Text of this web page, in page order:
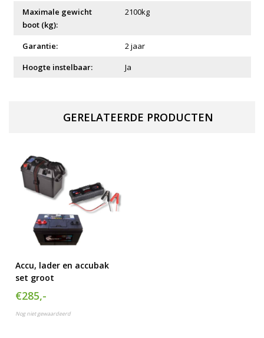
Maximale gewicht
boot (kg):
2100kg
Garantie:
2 jaar
Hoogte instelbaar:
Ja
GERELATEERDE PRODUCTEN
Accu, lader en accubak
set groot
€285,-
Nog niet gewaardeerd